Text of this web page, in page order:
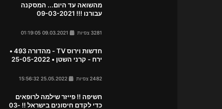
מהשואה עד היום... המסקנה
עבורנו !!! 09-03-2021
3281 צפיות
חדשות וירוס TV - מהדורה 493 •
ירח - קרני השטן • 25-05-2022
2482 צפיות
חשיפה !! פייזר שילמה לרופאים
כדי לקדם חיסונים בישראל !! 03-